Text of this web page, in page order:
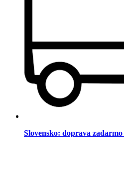
Slovensko: doprava zadarmo